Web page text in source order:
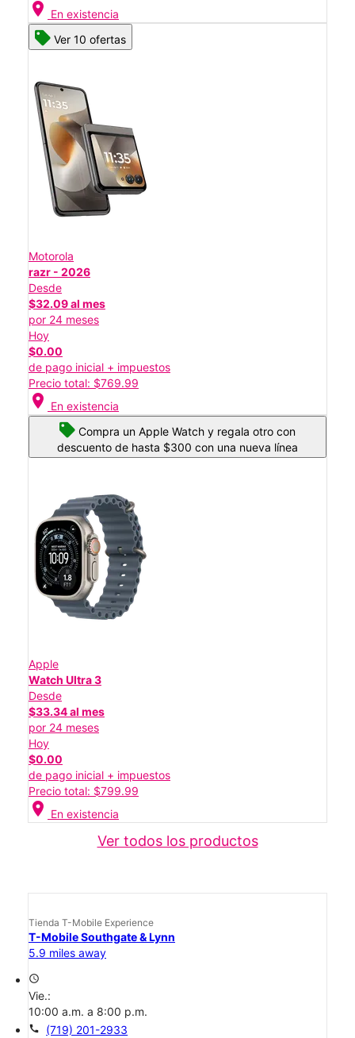
location_on En existencia
Ver 10 ofertas
Motorola
razr - 2026
Desde
$32.09 al mes
por 24 meses
Hoy
$0.00
de pago inicial + impuestos
Precio total: $769.99
location_on En existencia
Compra un Apple Watch y regala otro con
descuento de hasta $300 con una nueva línea
Apple
Watch Ultra 3
Desde
$33.34 al mes
por 24 meses
Hoy
$0.00
de pago inicial + impuestos
Precio total: $799.99
location_on En existencia
Ver todos los productos
Tienda T-Mobile Experience
T-Mobile Southgate & Lynn
5.9 miles away
access_time
Vie.:
10:00 a.m. a 8:00 p.m.
call (719) 201-2933